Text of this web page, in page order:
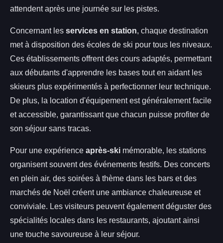
attendent après une journée sur les pistes.
Concernant les services en station, chaque destination
met à disposition des écoles de ski pour tous les niveaux.
Ces établissements offrent des cours adaptés, permettant
aux débutants d'apprendre les bases tout en aidant les
skieurs plus expérimentés à perfectionner leur technique.
De plus, la location d'équipement est généralement facile
et accessible, garantissant que chacun puisse profiter de
son séjour sans tracas.
Pour une expérience après-ski mémorable, les stations
organisent souvent des événements festifs. Des concerts
en plein air, des soirées à thème dans les bars et des
marchés de Noël créent une ambiance chaleureuse et
conviviale. Les visiteurs peuvent également déguster des
spécialités locales dans les restaurants, ajoutant ainsi
une touche savoureuse à leur séjour.